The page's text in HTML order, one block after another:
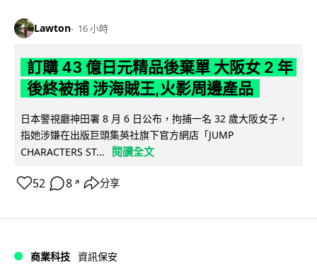
Lawton 16 小時
訂購 43 億日元精品後棄單 大阪女 2 年
後終被捕 涉海賊王,火影周邊產品
日本警視廳神田署 8 月 6 日公布，拘捕一名 32 歲大阪女子，
指她涉嫌在出版巨頭集英社旗下官方網店「JUMP
CHARACTERS ST...
閱讀全文
52 8 ↗ 分享
商業科技 資訊保安